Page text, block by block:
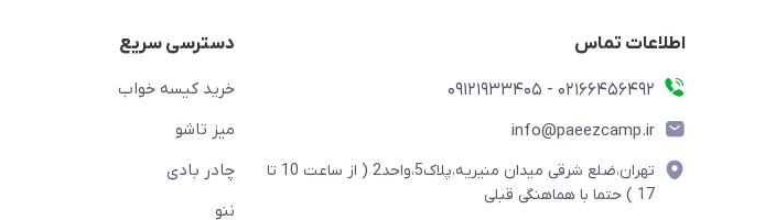
اطلاعات تماس
02166456492 - 09121933405
info@paeezcamp.ir
تهران،ضلع شرقی میدان منیریه،پلاک5،واحد2 ( از ساعت 10 تا
17 ) حتما با هماهنگی قبلی
دسترسی سریع
خرید کیسه خواب
میز تاشو
چادر بادی
ننو